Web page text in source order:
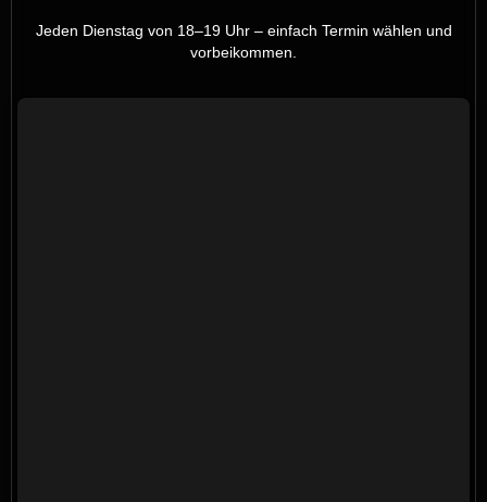
Jeden Dienstag von 18–19 Uhr – einfach Termin wählen und
vorbeikommen.